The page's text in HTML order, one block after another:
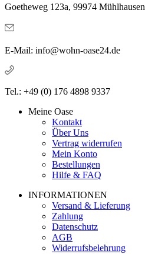
Goetheweg 123a, 99974 Mühlhausen
E-Mail: info@wohn-oase24.de
Tel.: +49 (0) 176 4898 9337
Meine Oase
Kontakt
Über Uns
Vertrag widerrufen
Mein Konto
Bestellungen
Hilfe & FAQ
INFORMATIONEN
Versand & Lieferung
Zahlung
Datenschutz
AGB
Widerrufsbelehrung